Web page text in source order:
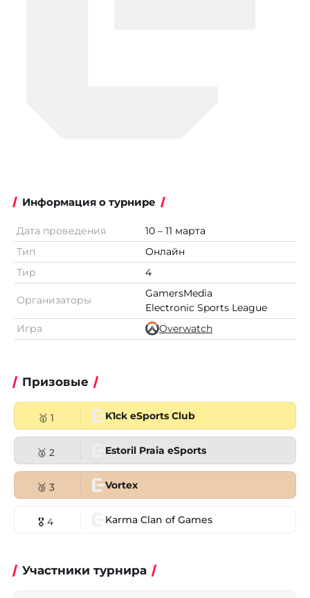
Информация о турнире
Дата проведения
10 – 11 марта
Тип
Онлайн
Тир
4
Организаторы
GamersMedia
Electronic Sports League
Игра
Overwatch
Призовые
🥇 1 K1ck eSports Club
🥈 2 Estoril Praia eSports
🥉 3 Vortex
🎖 4 Karma Clan of Games
Участники турнира